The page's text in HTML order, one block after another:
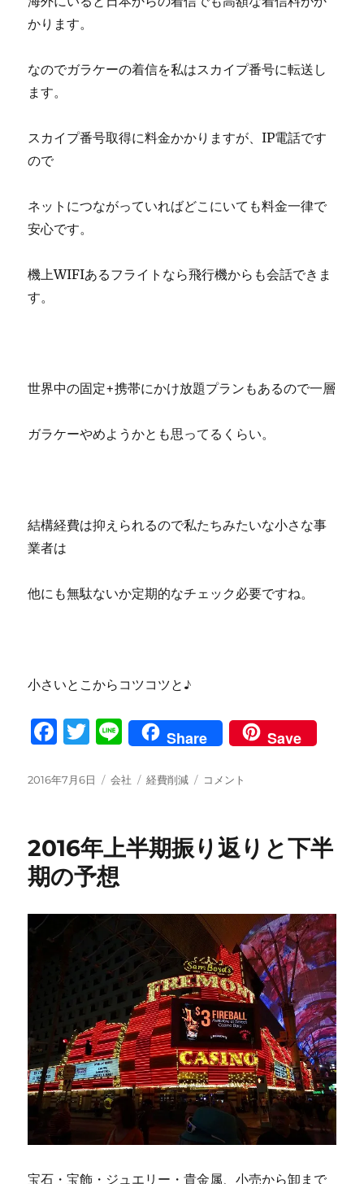
かります。
なのでガラケーの着信を私はスカイプ番号に転送し
ます。
スカイプ番号取得に料金かかりますが、IP電話です
ので
ネットにつながっていればどこにいても料金一律で
安心です。
機上WIFIあるフライトなら飛行機からも会話できま
す。
世界中の固定+携帯にかけ放題プランもあるので一層
ガラケーやめようかとも思ってるくらい。
結構経費は抑えられるので私たちみたいな小さな事
業者は
他にも無駄ないか定期的なチェック必要ですね。
小さいとこからコツコツと♪
F
c
b
o
o
k
T
it
r
Li
n
e
Share Save
投
2016年7月6日
カ
ー
会社
タ
経費削減
通
経
費
に
コメント
2016年上半期振り返りと下半
期の予想
宝石・宝飾・ジュエリー・貴金属、小売から卸まで